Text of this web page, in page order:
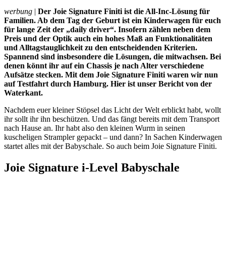
werbung | Der Joie Signature Finiti ist die All-Inc-Lösung für
Familien. Ab dem Tag der Geburt ist ein Kinderwagen für euch
für lange Zeit der „daily driver“. Insofern zählen neben dem
Preis und der Optik auch ein hohes Maß an Funktionalitäten
und Alltagstauglichkeit zu den entscheidenden Kriterien.
Spannend sind insbesondere die Lösungen, die mitwachsen. Bei
denen könnt ihr auf ein Chassis je nach Alter verschiedene
Aufsätze stecken. Mit dem Joie Signature Finiti waren wir nun
auf Testfahrt durch Hamburg. Hier ist unser Bericht von der
Waterkant.
Nachdem euer kleiner Stöpsel das Licht der Welt erblickt habt, wollt
ihr sollt ihr ihn beschützen. Und das fängt bereits mit dem Transport
nach Hause an. Ihr habt also den kleinen Wurm in seinen
kuscheligen Strampler gepackt – und dann? In Sachen Kinderwagen
startet alles mit der Babyschale. So auch beim Joie Signature Finiti.
Joie Signature i-Level Babyschale